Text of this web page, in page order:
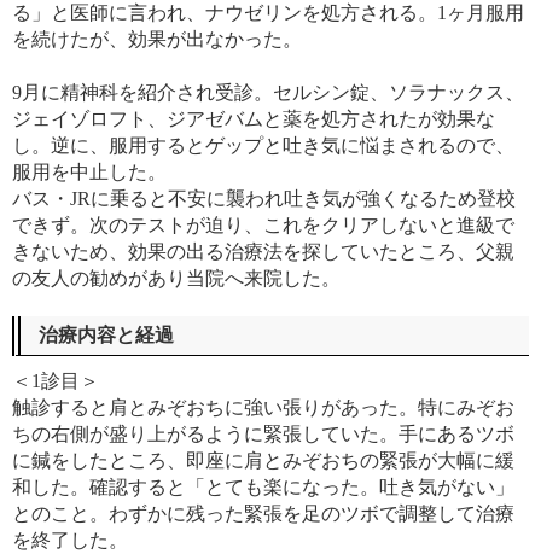
る」と医師に言われ、ナウゼリンを処方される。1ヶ月服用
を続けたが、効果が出なかった。
9月に精神科を紹介され受診。セルシン錠、ソラナックス、
ジェイゾロフト、ジアゼバムと薬を処方されたが効果な
し。逆に、服用するとゲップと吐き気に悩まされるので、
服用を中止した。
バス・JRに乗ると不安に襲われ吐き気が強くなるため登校
できず。次のテストが迫り、これをクリアしないと進級で
きないため、効果の出る治療法を探していたところ、父親
の友人の勧めがあり当院へ来院した。
治療内容と経過
＜1診目＞
触診すると肩とみぞおちに強い張りがあった。特にみぞお
ちの右側が盛り上がるように緊張していた。手にあるツボ
に鍼をしたところ、即座に肩とみぞおちの緊張が大幅に緩
和した。確認すると「とても楽になった。吐き気がない」
とのこと。わずかに残った緊張を足のツボで調整して治療
を終了した。